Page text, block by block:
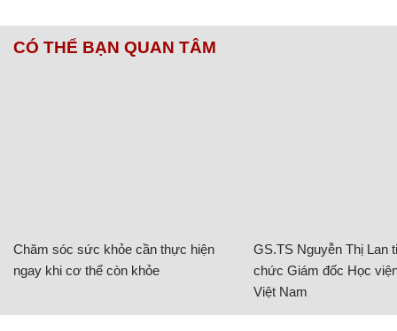
CÓ THỂ BẠN QUAN TÂM
Chăm sóc sức khỏe cần thực hiện
ngay khi cơ thể còn khỏe
GS.TS Nguyễn Thị Lan
chức Giám đốc Học
Việt Nam